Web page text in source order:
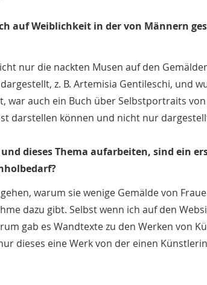
auf Weiblichkeit in der von Männern
nur die nackten Musen auf den
z. B. Artemisia Gentileschi, und
auch ein Buch über Selbstportraits von
darstellen können und nicht nur
dieses Thema aufarbeiten, sind ein
warum sie wenige Gemälde von
dazu gibt. Selbst wenn ich auf den
gab es Wandtexte zu den Werken von
dieses eine Werk von der einen